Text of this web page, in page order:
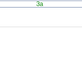
За